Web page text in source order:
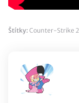
Štítky: Counter-Strike 2